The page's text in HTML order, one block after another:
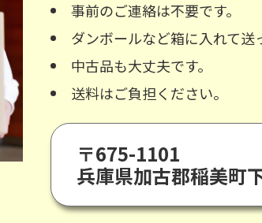
事前のご連絡は不要です。
ダンボールなど箱に入れて送
中古品も大丈夫です。
送料はご負担ください。
〒675-1101
兵庫県加古郡稲美町